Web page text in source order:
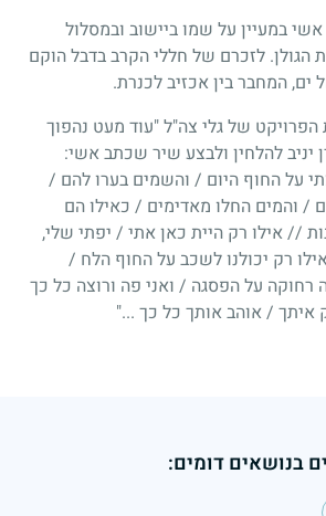
במעיין על שמו ביישוב ובמסלול
הגולן. לזכרם של חללי הקרב בדבל הוקם
ים, המחבר בין אכזיב לכנרת.
במסגרת הפרויקט של גלי צה"ל "עוד מעט נהפוך
יניב להלחין ולבצע שיר שכתב אשי:
על החוף היום / והשמים בערו להם /
והמים החלו מאדימים / כאילו הם
// אילו רק היית כאן אתי / יפתי שלי,
רק יכולנו לשכב על החוף הלח /
על הפסגה / ואני פה ורוצה כל כך
איתך / אוהב אותך כל כך ..."
בנושאים דומים: